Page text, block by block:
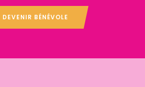
DEVENIR BÉNÉVOLE